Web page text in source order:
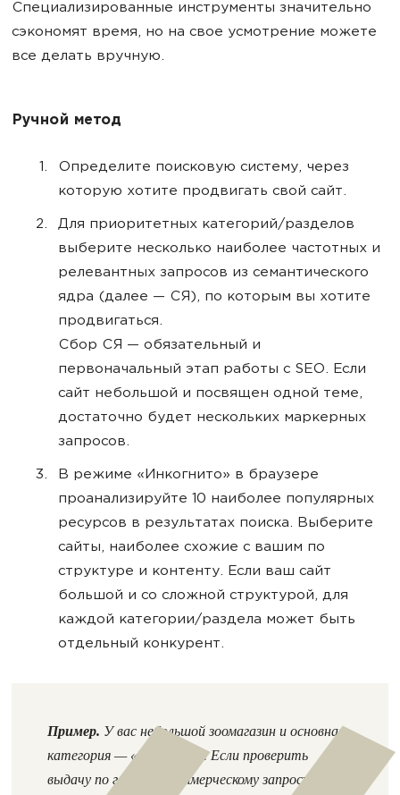
Специализированные инструменты значительно
сэкономят время, но на свое усмотрение можете
все делать вручную.
Ручной метод
Определите поисковую систему, через
которую хотите продвигать свой сайт.
Для приоритетных категорий/разделов
выберите несколько наиболее частотных и
релевантных запросов из семантического
ядра (далее — СЯ), по которым вы хотите
продвигаться.
Сбор СЯ — обязательный и
первоначальный этап работы с SEO. Если
сайт небольшой и посвящен одной теме,
достаточно будет нескольких маркерных
запросов.
В режиме «Инкогнито» в браузере
проанализируйте 10 наиболее популярных
ресурсов в результатах поиска. Выберите
сайты, наиболее схожие с вашим по
структуре и контенту. Если ваш сайт
большой и со сложной структурой, для
каждой категории/раздела может быть
отдельный конкурент.
Пример. У вас небольшой зоомагазин и основная
категория — «Dog Food». Если проверить
выдачу по главному коммерческому запросу,